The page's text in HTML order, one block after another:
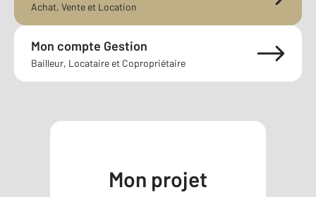
Achat, Vente et Location
Mon compte Gestion
Bailleur, Locataire et Copropriétaire
Mon projet